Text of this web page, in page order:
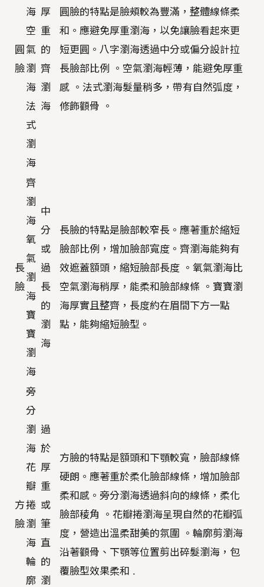
圓
臉
海
空
氣
瀏
海
法
式
瀏
海
厚
重
的
齊
瀏
海
圓臉的特點是臉頰較為豐滿，整體線條柔
和。應避免厚重瀏海，以免讓臉看起來更
短更圓。八字瀏海透過中分或偏分設計拉
長臉部比例 。空氣瀏海輕薄，能避免厚重
感 。法式瀏海髮量稍多，帶有自然弧度，
修飾顴骨 。
長
臉
齊
瀏
海
氧
氣
瀏
海
寶
寶
瀏
海
中
分
或
過
長
的
瀏
海
長臉的特點是臉部較窄長。應著重於縮短
臉部比例，增加臉部寬度。齊瀏海能夠有
效遮蓋額頭，縮短臉部長度 。氧氣瀏海比
空氣瀏海稍厚，能柔和臉部線條 。寶寶瀏
海厚實且整齊，長度約在眉間下方一點
點，能夠縮短臉型。
方
臉
旁
分
瀏
海
花
瓣
捲
瀏
海
輪
廓
過
於
厚
重
或
筆
直
的
瀏
方臉的特點是額頭和下顎較寬，臉部線條
硬朗。應著重於柔化臉部線條，增加臉部
柔和感。旁分瀏海透過斜向的線條，柔化
臉部稜角 。花瓣捲瀏海呈現自然的花瓣弧
度，營造出溫柔甜美的氛圍 。輪廓剪瀏海
沿著顴骨、下顎等位置剪出碎髮瀏海，包
覆臉型效果柔和 .